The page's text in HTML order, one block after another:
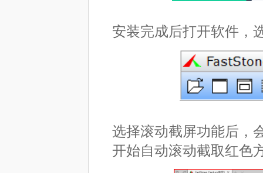
安装完成后打开软件，
选择滚动截屏功能后，
开始自动滚动截取红色